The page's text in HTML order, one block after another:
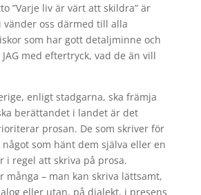
”Varje liv är värt att skildra” är
vänder oss därmed till alla
som har gott detaljminne och
med eftertryck, vad de än vill
enligt stadgarna, ska främja
berättandet i landet är det
prosan. De som skriver för
som hänt dem själva eller en
i regel att skriva på prosa.
många – man kan skriva lättsamt,
eller utan, på dialekt, i presens